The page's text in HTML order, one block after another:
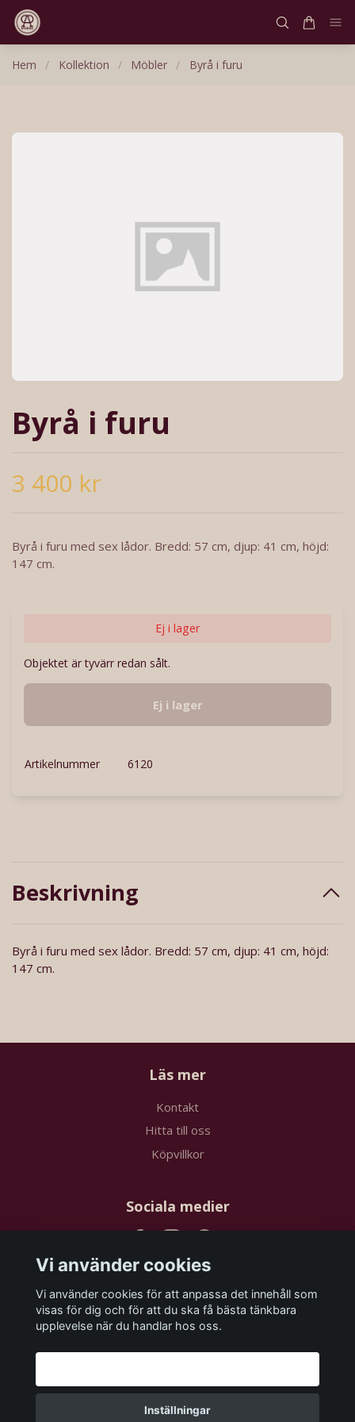
Hem / Kollektion / Möbler / Byrå i furu
Byrå i furu
3 400 kr
Byrå i furu med sex lådor. Bredd: 57 cm, djup: 41 cm, höjd:
147 cm.
Ej i lager
Objektet är tyvärr redan sålt.
Ej i lager
Artikelnummer 6120
Beskrivning
Byrå i furu med sex lådor. Bredd: 57 cm, djup: 41 cm, höjd:
147 cm.
Läs mer
Kontakt
Hitta till oss
Köpvillkor
Sociala medier
Prenumerera på vårt nyhetsbrev
Vi använder cookies
Vi använder cookies för att anpassa det innehåll som
visas för dig och för att du ska få bästa tänkbara
upplevelse när du handlar hos oss.
Inställningar